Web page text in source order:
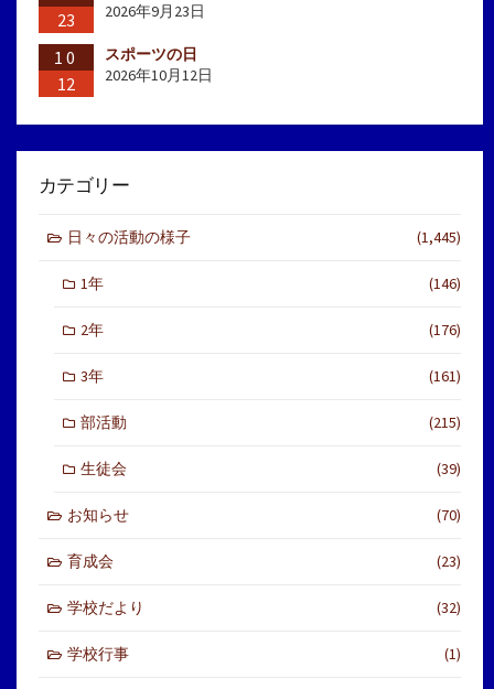
23
2026年9月23日
10
12
スポーツの日
2026年10月12日
カテゴリー
日々の活動の様子 (1,445)
1年 (146)
2年 (176)
3年 (161)
部活動 (215)
生徒会 (39)
お知らせ (70)
育成会 (23)
学校だより (32)
学校行事 (1)